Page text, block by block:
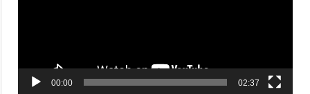
00:00 02:37